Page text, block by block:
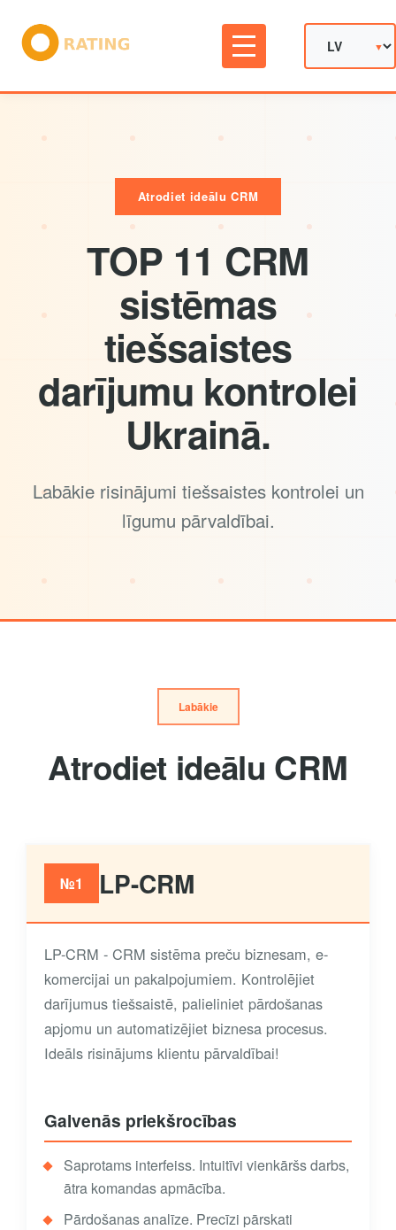
Atrodiet ideālu CRM
TOP 11 CRM
sistēmas
tiešsaistes
darījumu kontrolei
Ukrainā.
Labākie risinājumi tiešsaistes kontrolei un
līgumu pārvaldībai.
Labākie
Atrodiet ideālu CRM
№1 LP-CRM
LP-CRM - CRM sistēma preču biznesam, e-
komercijai un pakalpojumiem. Kontrolējiet
darījumus tiešsaistē, palieliniet pārdošanas
apjomu un automatizējiet biznesa procesus.
Ideāls risinājums klientu pārvaldībai!
Galvenās priekšrocības
Saprotams interfeiss. Intuitīvi vienkāršs darbs,
ātra komandas apmācība.
Pārdošanas analīze. Precīzi pārskati